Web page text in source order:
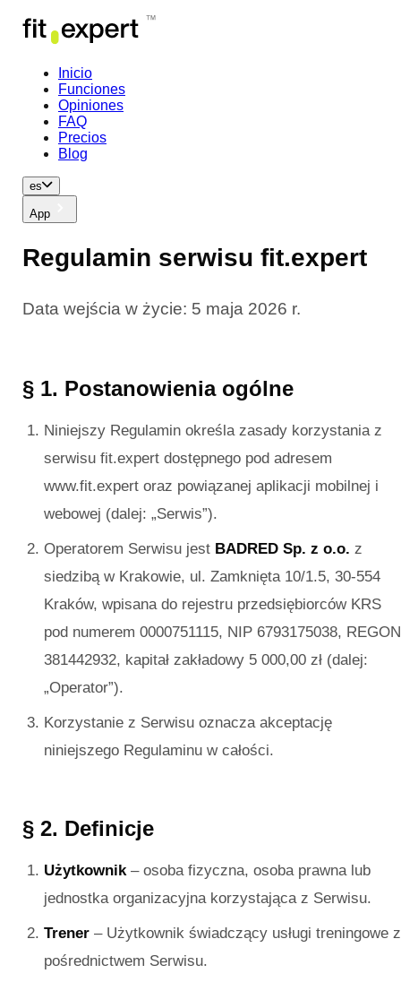
Inicio
Funciones
Opiniones
FAQ
Precios
Blog
es
App
Regulamin serwisu fit.expert
Data wejścia w życie: 5 maja 2026 r.
§ 1. Postanowienia ogólne
Niniejszy Regulamin określa zasady korzystania z
serwisu fit.expert dostępnego pod adresem
www.fit.expert oraz powiązanej aplikacji mobilnej i
webowej (dalej: „Serwis”).
Operatorem Serwisu jest BADRED Sp. z o.o. z
siedzibą w Krakowie, ul. Zamknięta 10/1.5, 30-554
Kraków, wpisana do rejestru przedsiębiorców KRS
pod numerem 0000751115, NIP 6793175038, REGON
381442932, kapitał zakładowy 5 000,00 zł (dalej:
„Operator”).
Korzystanie z Serwisu oznacza akceptację
niniejszego Regulaminu w całości.
§ 2. Definicje
Użytkownik– osoba fizyczna, osoba prawna lub
jednostka organizacyjna korzystająca z Serwisu.
Trener – Użytkownik świadczący usługi treningowe
pośrednictwem Serwisu.